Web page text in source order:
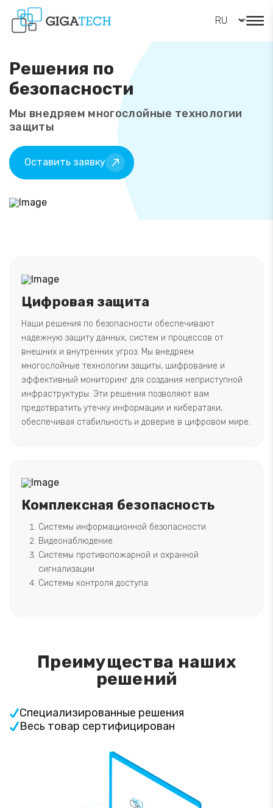
Решения по
безопасности
Мы внедряем многослойные технологии
защиты
Оставить заявку
Цифровая защита
Наши решения по безопасности обеспечивают
надежную защиту данных, систем и процессов от
внешних и внутренних угроз. Мы внедряем
многослойные технологии защиты, шифрование и
эффективный мониторинг для создания неприступной
инфраструктуры. Эти решения позволяют вам
предотвратить утечку информации и кибератаки,
обеспечивая стабильность и доверие в цифровом мире.
Комплексная безопасность
Системы информационной безопасности
Видеонаблюдение
Системы противопожарной и охранной
сигнализации
Системы контроля доступа
Преимущества наших
решений
Специализированные решения
Весь товар сертифицирован